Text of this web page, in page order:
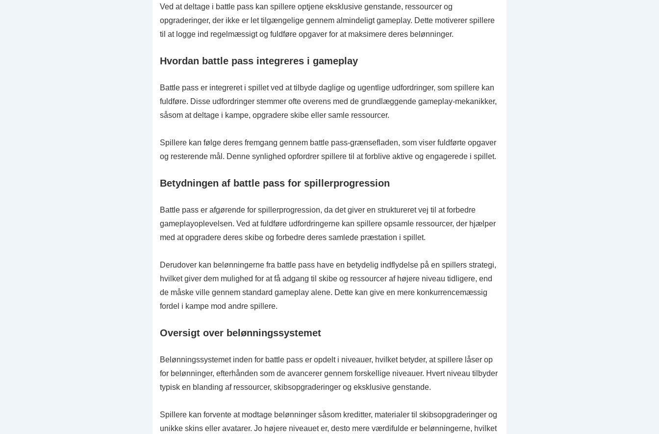
Ved at deltage i battle pass kan spillere optjene eksklusive genstande, ressourcer og
opgraderinger, der ikke er let tilgængelige gennem almindeligt gameplay. Dette motiverer spillere
til at logge ind regelmæssigt og fuldføre opgaver for at maksimere deres belønninger.
Hvordan battle pass integreres i gameplay
Battle pass er integreret i spillet ved at tilbyde daglige og ugentlige udfordringer, som spillere kan
fuldføre. Disse udfordringer stemmer ofte overens med de grundlæggende gameplay-mekanikker,
såsom at deltage i kampe, opgradere skibe eller samle ressourcer.
Spillere kan følge deres fremgang gennem battle pass-grænsefladen, som viser fuldførte opgaver
og resterende mål. Denne synlighed opfordrer spillere til at forblive aktive og engagerede i spillet.
Betydningen af battle pass for spillerprogression
Battle pass er afgørende for spillerprogression, da det giver en struktureret vej til at forbedre
gameplayoplevelsen. Ved at fuldføre udfordringerne kan spillere opsamle ressourcer, der hjælper
med at opgradere deres skibe og forbedre deres samlede præstation i spillet.
Derudover kan belønningerne fra battle pass have en betydelig indflydelse på en spillers strategi,
hvilket giver dem mulighed for at få adgang til skibe og ressourcer af højere niveau tidligere, end
de måske ville gennem standard gameplay alene. Dette kan give en mere konkurrencemæssig
fordel i kampe mod andre spillere.
Oversigt over belønningssystemet
Belønningssystemet inden for battle pass er opdelt i niveauer, hvilket betyder, at spillere låser op
for belønninger, efterhånden som de avancerer gennem forskellige niveauer. Hvert niveau tilbyder
typisk en blanding af ressourcer, skibsopgraderinger og eksklusive genstande.
Spillere kan forvente at modtage belønninger såsom kreditter, materialer til skibsopgraderinger og
unikke skins eller avatarer. Jo højere niveauet er, desto mere værdifulde er belønningerne, hvilket